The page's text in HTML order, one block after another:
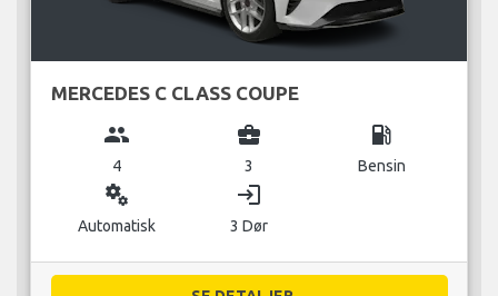
MERCEDES C CLASS COUPE
group
4
business_center
3
local_gas_station
Bensin
miscellaneous_services
Automatisk
login
3 Dør